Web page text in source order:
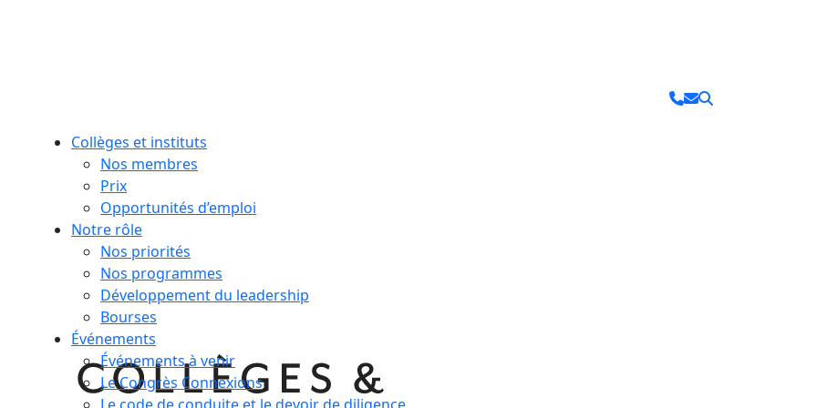
Collèges et instituts
Nos membres
Prix
Opportunités d’emploi
Notre rôle
Nos priorités
Nos programmes
Développement du leadership
Bourses
Événements
Événements à venir
Le Congrès Connexions